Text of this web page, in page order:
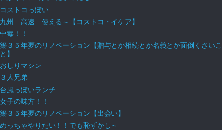
コストコっぽい
九州 高速 使える～【コストコ・イケア】
中毒！！
築３５年夢のリノベーション【贈与とか相続とか名義とか面倒くさいこ
と】
おしりマシン
３人兄弟
台風っぽいランチ
女子の味方！！
築３５年夢のリノベーション【出会い】
めっちゃやりたい！！でも恥ずかし～